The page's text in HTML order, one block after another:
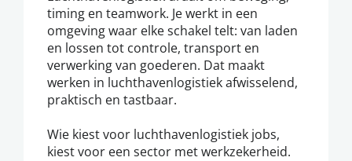
timing en teamwork. Je werkt in een
omgeving waar elke schakel telt: van laden
en lossen tot controle, transport en
verwerking van goederen. Dat maakt
werken in luchthavenlogistiek afwisselend,
praktisch en tastbaar.
Wie kiest voor luchthavenlogistiek jobs,
kiest voor een sector met werkzekerheid.